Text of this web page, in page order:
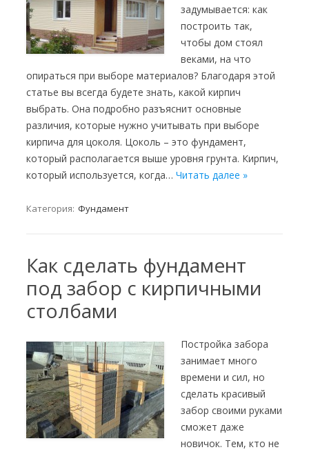
задумывается: как
построить так,
чтобы дом стоял
веками, на что
опираться при выборе материалов? Благодаря этой
статье вы всегда будете знать, какой кирпич
выбрать. Она подробно разъяснит основные
различия, которые нужно учитывать при выборе
кирпича для цоколя. Цоколь – это фундамент,
который располагается выше уровня грунта. Кирпич,
который используется, когда… Читать далее »
Категория: Фундамент
Как сделать фундамент
под забор с кирпичными
столбами
Постройка забора
занимает много
времени и сил, но
сделать красивый
забор своими руками
сможет даже
новичок. Тем, кто не